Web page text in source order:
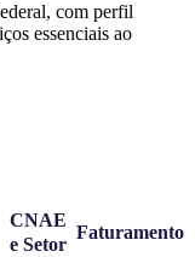
com perfil
essenciais ao
CNAE
e Setor
Faturamento